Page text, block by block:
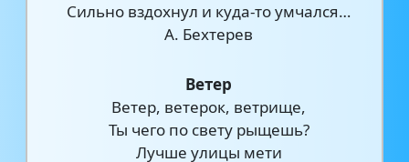
Сильно вздохнул и куда-то умчался…
А. Бехтерев
Ветер
Ветер, ветерок, ветрище,
Ты чего по свету рыщешь?
Лучше улицы мети